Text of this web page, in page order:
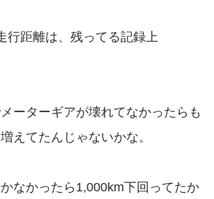
行距離は、残ってる記録上
ーターギアが壊れてなかったらも
えてたんじゃないかな。
なかったら1,000km下回ってたか